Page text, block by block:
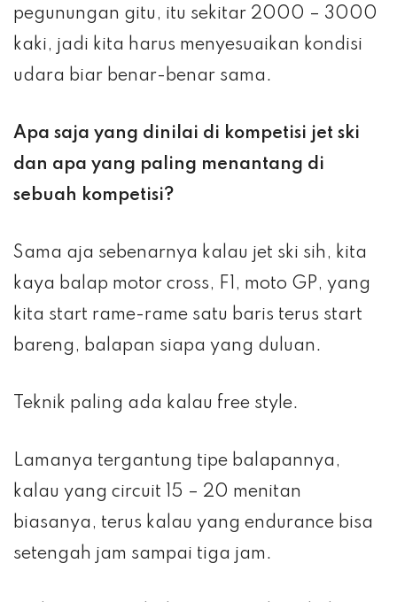
pegunungan gitu, itu sekitar 2000 – 3000
kaki, jadi kita harus menyesuaikan kondisi
udara biar benar-benar sama.
Apa saja yang dinilai di kompetisi jet ski
dan apa yang paling menantang di
sebuah kompetisi?
Sama aja sebenarnya kalau jet ski sih, kita
kaya balap motor cross, F1, moto GP, yang
kita start rame-rame satu baris terus start
bareng, balapan siapa yang duluan.
Teknik paling ada kalau free style.
Lamanya tergantung tipe balapannya,
kalau yang circuit 15 – 20 menitan
biasanya, terus kalau yang endurance bisa
setengah jam sampai tiga jam.